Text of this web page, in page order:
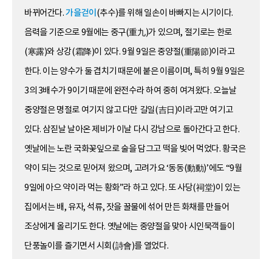
바뀌어간다.가을걷이 (추수)를 위해 일손이 바빠지는 시기이다.
음력을 기준으로 9월에는 중구(重九)가 있으며, 절기로는 한로
(寒露)와 상강(霜降)이 있다. 9월 9일은 중양절(重陽節)이라고
한다. 이는 양수가 둘 겹치기 때문에 붙은 이름이며, 특히 9월 9일은
3의 3배수가 9이기 때문에 완전수라 하여 중히 여겨왔다. 오늘날
중양절은 명절로 여기지 않고 다만 길일(吉日)이라고만 여기고
있다. 삼짇날 날아온 제비가 이날 다시 강남으로 돌아간다고 한다.
옛날에는 노란 국화꽃잎으로 술을 담그고 떡을 빚어 먹었다. 황국은
약이 되는 것으로 믿어져 왔으며, 고려가요 ‘동동(動動)’에도 “9월
9일에 아으 약이라 먹는 황화”라 하고 있다. 또 사당(祠堂)이 있는
집에서는 배, 유자, 석류, 잣을 꿀물에 섞어 만든 화채를 만들어
조상에게 올리기도 한다. 옛날에는 중양절을 맞아 시인묵객들이
단풍놀이를 즐기면서 시회(詩會)를 열었다.